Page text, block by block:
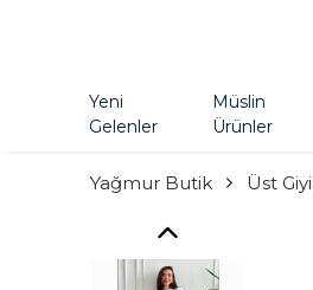
Yeni
Gelenler
Müslin
Ürünler
Yağmur Butik Üst